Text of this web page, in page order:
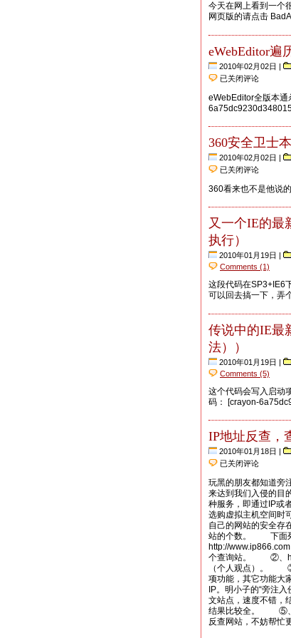
今天在网上看到一个
网页版的请点击
eWebEditor遍
2010年02月02日 |
eWebEditor
历
目
漏
洞
已关闭评论
eWebEditor全版本
360安全卫士
2010年02月02日 |
360
全
士
本
地
提
权
漏
洞
利
用
序
已关闭评论
360看来也不是他说
又一个IE的最
执行）
2010年01月19日 |
Comments (1)
这段代码在SP3+IE6
可以回去搞一下，弄
传说中的IE最
法））
2010年01月19日 |
Comments (5)
这个代码会写入启动
码： [crayon-
IP地址反查，
2010年01月18日 |
IP
址
反
查，
查
询
同
IP
绑
定
站
点
数
量
已关闭评论
玩黑的朋友都知道旁
来达到我们入侵的目
种服务，即通过IP或
选购虚拟主机空间时
自己的网站的安全存
站的个数。 下面列
http://
个查询站。 ②、
（个人观点）。 ③
项功能，其它功能大
IP。明小子的“旁注
文站点，速度不错
结果比较全。 ⑤、
反查网站，不妨帮忙